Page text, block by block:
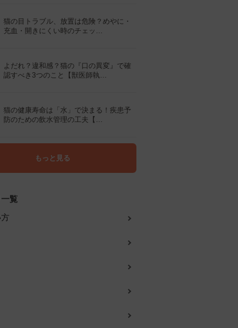
猫の目トラブル、放置は危険？めやに・
充血・開きにくい時のチェッ…
よだれ？違和感？猫の『口の異変』で確
認すべき3つのこと【獣医師執…
猫の健康寿命は「水」で決まる！疾患予
防のための飲水管理の工夫【…
もっと見る
覧